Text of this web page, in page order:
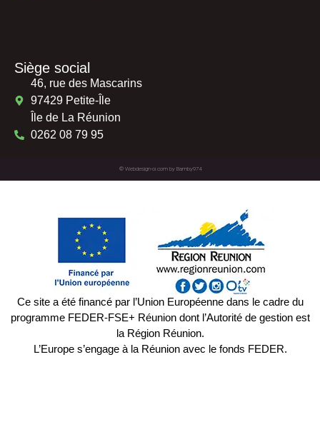
Siège social
46, rue des Mascarins
97429 Petite-Île
Île de La Réunion
0262 08 79 95
© Webdesign-oi.comby Bamby974
Ce site a été financé par l’Union Européenne dans le cadre du
programme FEDER-FSE+ Réunion dont l’Autorité de gestion est
la Région Réunion.
L’Europe s’engage à la Réunion avec le fonds FEDER.